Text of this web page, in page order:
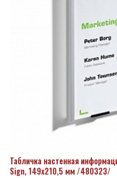
Табличка настенная
Sign, 149х210,5 мм /480323/